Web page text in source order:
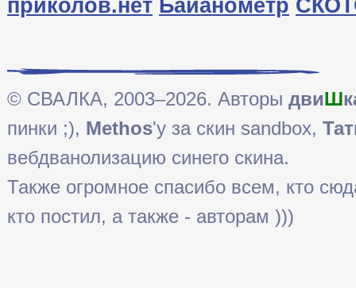
приколов.нет Байанометр
© СВАЛКА, 2003–2026. Авторы двиШ
пинки ;), Methos'у за скин sandbox,
вебдванолизацию синего скина.
Также огромное спасибо всем, кто
кто постил, а также - авторам )))